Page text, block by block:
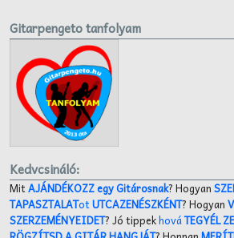
Gitarpengeto tanfolyam
Kedvcsináló:
MitAJÁNDÉKOZZ egy Gitárosnak? Hogyan
TAPASZTALATotUTCAZENÉSZKÉNT? Hogyan
SZERZEMÉNYEIDET? Jó tippekhováTEGYÉL